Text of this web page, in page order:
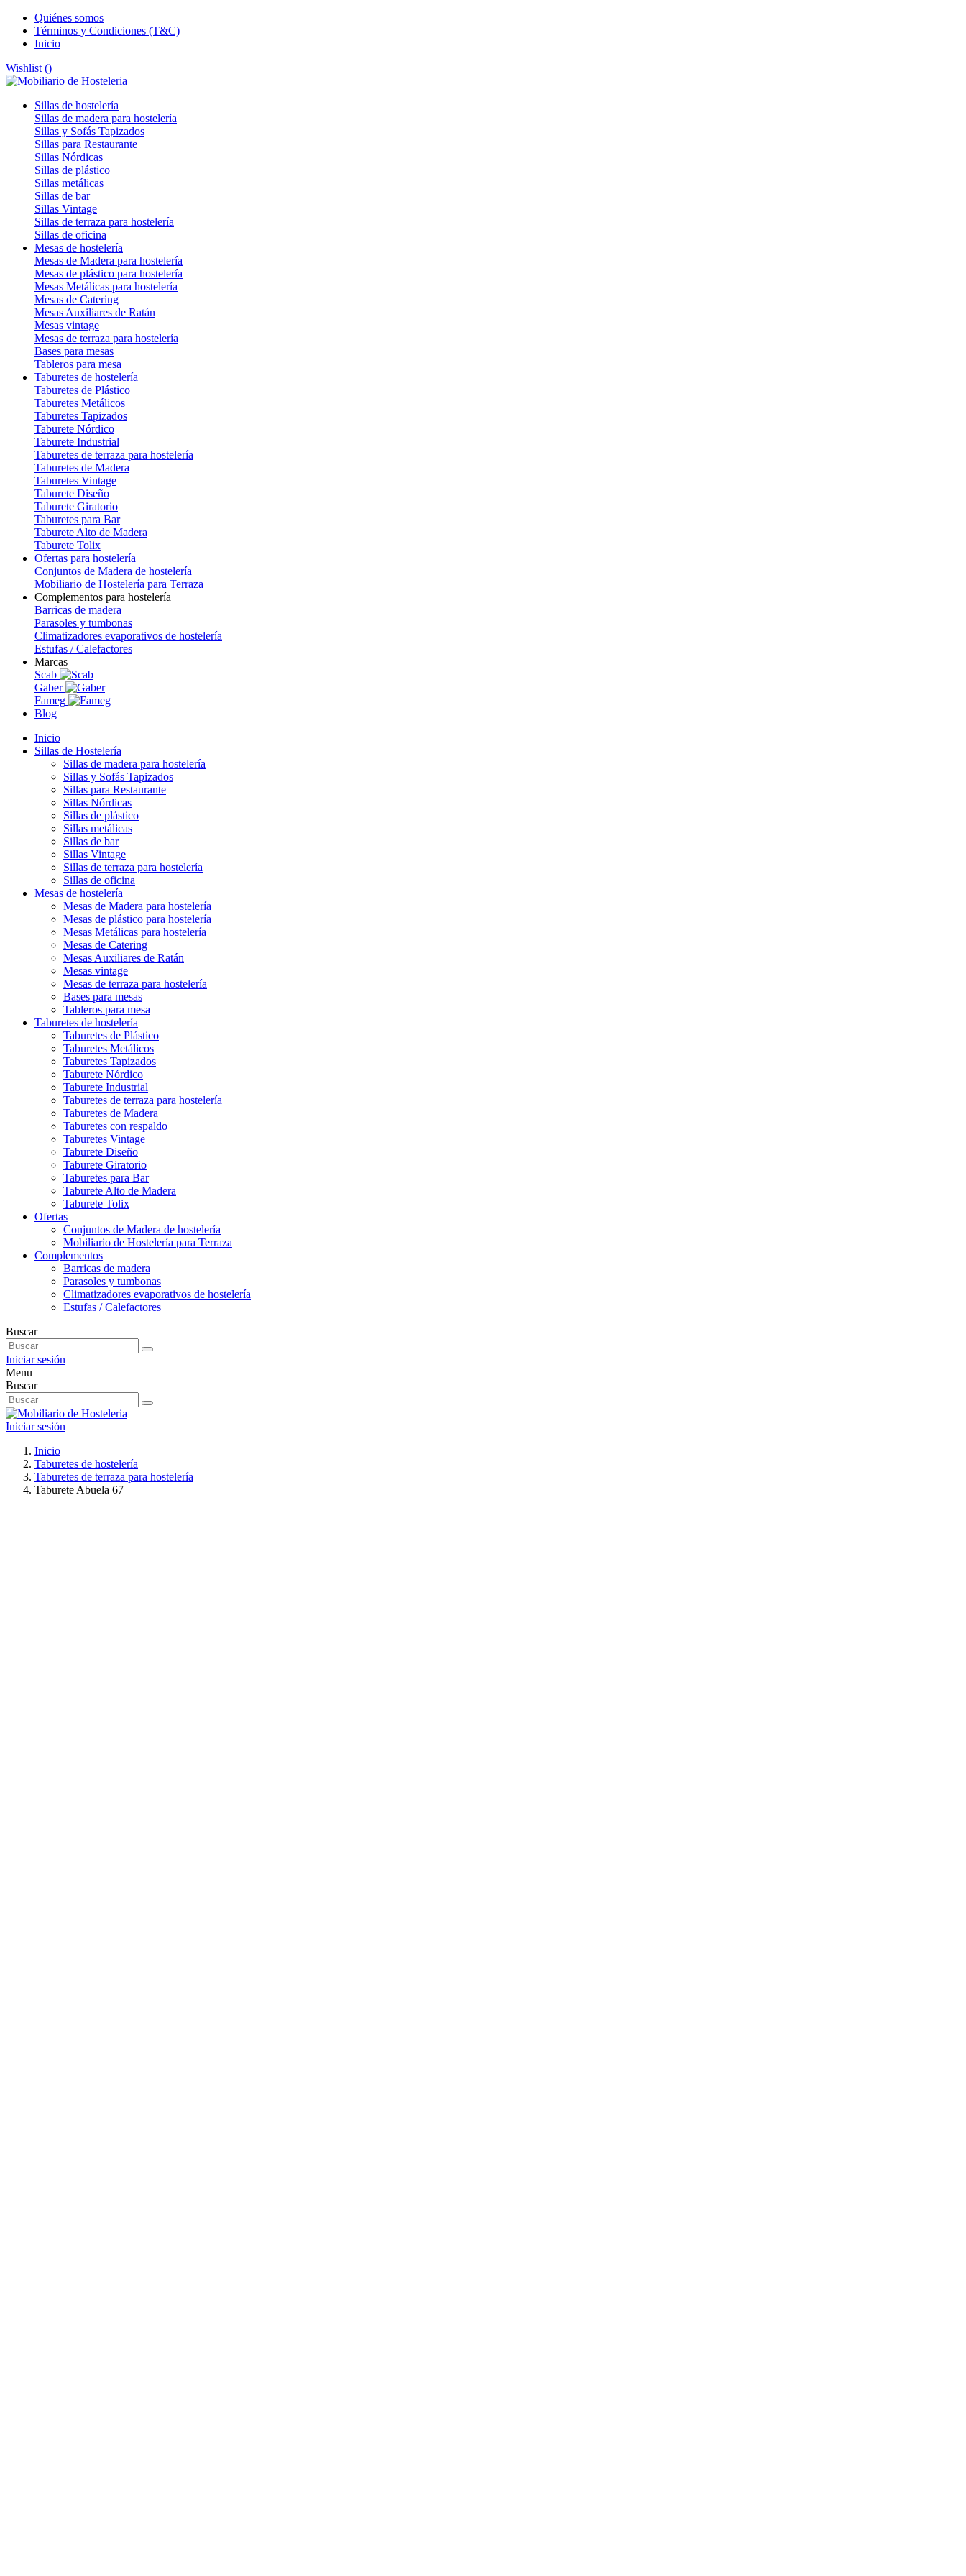
Quiénes somos
Términos y Condiciones (T&C)
Inicio
Wishlist ()
Sillas de hostelería
Sillas de madera para hostelería
Sillas y Sofás Tapizados
Sillas para Restaurante
Sillas Nórdicas
Sillas de plástico
Sillas metálicas
Sillas de bar
Sillas Vintage
Sillas de terraza para hostelería
Sillas de oficina
Mesas de hostelería
Mesas de Madera para hostelería
Mesas de plástico para hostelería
Mesas Metálicas para hostelería
Mesas de Catering
Mesas Auxiliares de Ratán
Mesas vintage
Mesas de terraza para hostelería
Bases para mesas
Tableros para mesa
Taburetes de hostelería
Taburetes de Plástico
Taburetes Metálicos
Taburetes Tapizados
Taburete Nórdico
Taburete Industrial
Taburetes de terraza para hostelería
Taburetes de Madera
Taburetes Vintage
Taburete Diseño
Taburete Giratorio
Taburetes para Bar
Taburete Alto de Madera
Taburete Tolix
Ofertas para hostelería
Conjuntos de Madera de hostelería
Mobiliario de Hostelería para Terraza
Complementos para hostelería
Barricas de madera
Parasoles y tumbonas
Climatizadores evaporativos de hostelería
Estufas / Calefactores
Marcas
Scab
Gaber
Fameg
Blog
Inicio
Sillas de Hostelería
Sillas de madera para hostelería
Sillas y Sofás Tapizados
Sillas para Restaurante
Sillas Nórdicas
Sillas de plástico
Sillas metálicas
Sillas de bar
Sillas Vintage
Sillas de terraza para hostelería
Sillas de oficina
Mesas de hostelería
Mesas de Madera para hostelería
Mesas de plástico para hostelería
Mesas Metálicas para hostelería
Mesas de Catering
Mesas Auxiliares de Ratán
Mesas vintage
Mesas de terraza para hostelería
Bases para mesas
Tableros para mesa
Taburetes de hostelería
Taburetes de Plástico
Taburetes Metálicos
Taburetes Tapizados
Taburete Nórdico
Taburete Industrial
Taburetes de terraza para hostelería
Taburetes de Madera
Taburetes con respaldo
Taburetes Vintage
Taburete Diseño
Taburete Giratorio
Taburetes para Bar
Taburete Alto de Madera
Taburete Tolix
Ofertas
Conjuntos de Madera de hostelería
Mobiliario de Hostelería para Terraza
Complementos
Barricas de madera
Parasoles y tumbonas
Climatizadores evaporativos de hostelería
Estufas / Calefactores
Buscar
Iniciar sesión
Menu
Buscar
Iniciar sesión
Inicio
Taburetes de hostelería
Taburetes de terraza para hostelería
Taburete Abuela 67